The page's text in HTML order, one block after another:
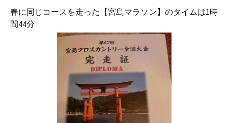
春に同じコースを走った【宮島マラソン】のタイムは1時
間44分